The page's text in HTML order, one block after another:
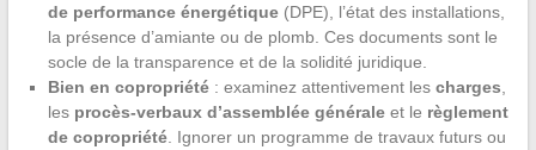
de performance énergétique(DPE), l’état des installations,
la présence d’amiante ou de plomb. Ces documents sont le
socle de la transparence et de la solidité juridique.
Bien en copropriété: examinez attentivement les charges
les procès-verbaux d’assemblée généraleet le règlement
de copropriété. Ignorer un programme de travaux futurs ou